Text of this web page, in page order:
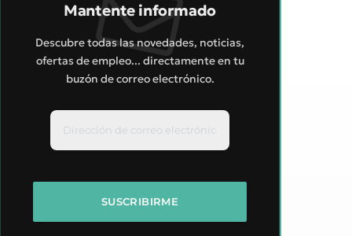
Mantente informado
Descubre todas las novedades, noticias,
ofertas de empleo... directamente en tu
buzón de correo electrónico.